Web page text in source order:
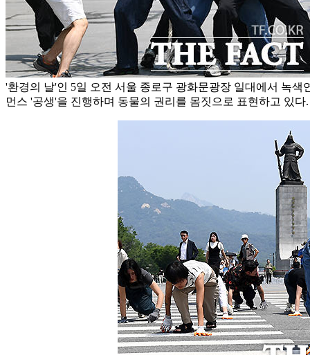
'환경의 날'인 5일 오전 서울 종로구 광화문광장 일대에서 녹색
먼스 '공생'을 진행하며 동물의 권리를 몸짓으로 표현하고 있다